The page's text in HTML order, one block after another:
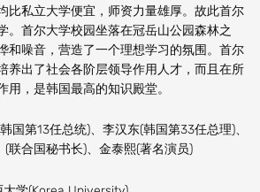
比私立大学便宜，师资力量雄厚。故此首尔
。首尔大学校园坐落在冠岳山公园森林之
和噪音，营造了一个理想学习的氛围。首尔
养出了社会各阶层领导作用人才，而且在所
，是韩国最高的知识殿堂。
第13任总统)、李汉东(韩国第33任总理)、
联合国秘书长)、金泰熙(著名演员)